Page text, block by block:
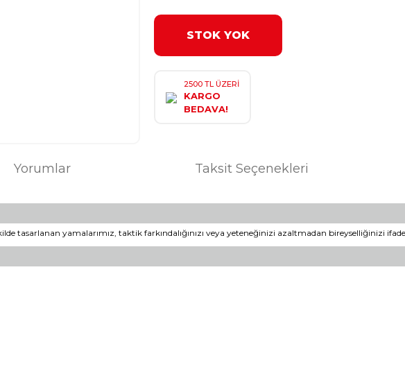
STOK YOK
2500 TL ÜZERİ
KARGO
BEDAVA!
Yorumlar Taksit Seçenekleri
tasarlanan yamalarımız, taktik farkındalığınızı veya yeteneğinizi azaltmadan bireyselliğinizi